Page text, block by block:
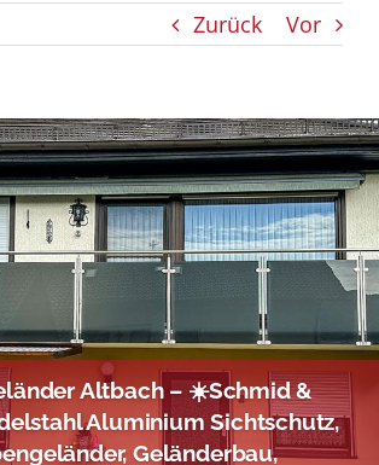
Zurück Vor
Altbach – ☀️Schmid &
Aluminium Sichtschutz,
Geländerbau,